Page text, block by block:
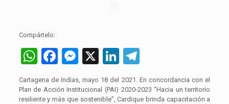
Compártelo:
WhatsApp
Facebook
Messenger
X LinkedIn
Cartagena de Indias, mayo 18 del 2021. En concordancia con el
Plan de Acción Institucional (PAI) 2020-2023 “Hacia un territorio
resiliente y más que sostenible”, Cardique brinda capacitación a